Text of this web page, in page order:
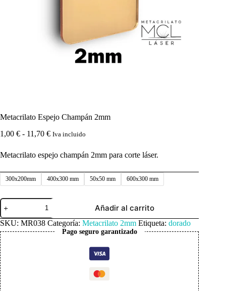
Metacrilato Espejo Champán 2mm
1,00 € - 11,70 €Rango
precios:
desde
hasta
11,70 €
Iva incluido
Metacrilato espejo champán 2mm para corte láser.
300x200mm 400x300 mm 50x50 mm 600x300 mm
Metacrilato
Espejo
Champán
2mm
cantidad
Añadir al carrito
SKU: MR038 Categoría: Metacrilato 2mm Etiqueta: dorado
Pago seguro garantizado